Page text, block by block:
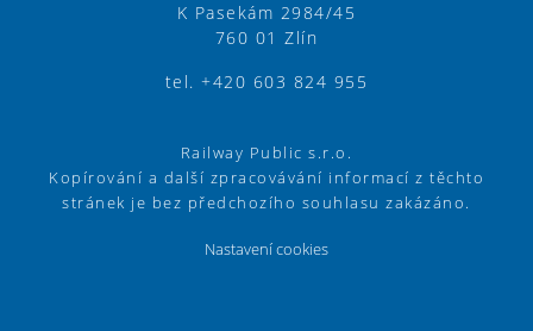
K Pasekám 2984/45
760 01 Zlín
tel. +420 603 824 955
Railway Public s.r.o.
Kopírování a další zpracovávání informací z těchto
stránek je bez předchozího souhlasu zakázáno.
Nastavení cookies